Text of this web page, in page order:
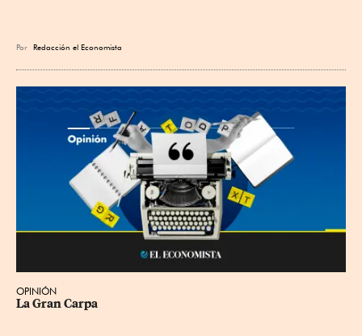
Por Redacción el Economista
OPINIÓN
La Gran Carpa